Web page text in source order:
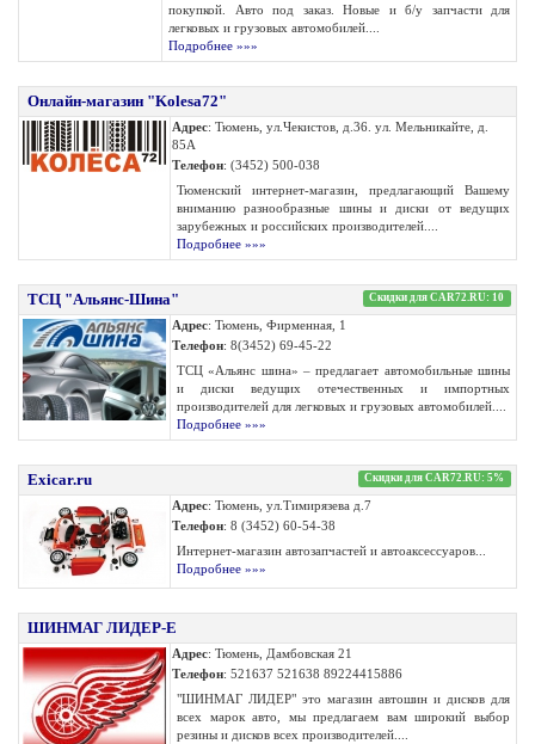
покупкой. Авто под заказ. Новые и б/у запчасти для
легковых и грузовых автомобилей....
Подробнее »»»
Онлайн-магазин "Kolesa72"
Адрес: Тюмень, ул.Чекистов, д.36. ул. Мельникайте, д.
85А
Телефон: (3452) 500-038
Тюменский интернет-магазин, предлагающий Вашему
вниманию разнообразные шины и диски от ведущих
зарубежных и российских производителей....
Подробнее »»»
ТСЦ "Альянс-Шина" Скидки для CAR72.RU: 10
Адрес: Тюмень, Фирменная, 1
Телефон: 8(3452) 69-45-22
ТСЦ «Альянс шина» – предлагает автомобильные шины
и диски ведущих отечественных и импортных
производителей для легковых и грузовых автомобилей....
Подробнее »»»
Exicar.ru Скидки для CAR72.RU: 5%
Адрес: Тюмень, ул.Тимирязева д.7
Телефон: 8 (3452) 60-54-38
Интернет-магазин автозапчастей и автоаксессуаров...
Подробнее »»»
ШИНМАГ ЛИДЕР-Е
Адрес: Тюмень, Дамбовская 21
Телефон: 521637 521638 89224415886
"ШИНМАГ ЛИДЕР" это магазин автошин и дисков для
всех марок авто, мы предлагаем вам широкий выбор
резины и дисков всех производителей....